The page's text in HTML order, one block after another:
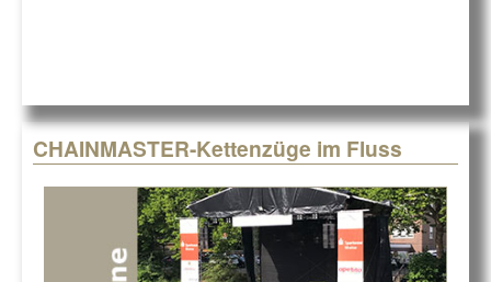
CHAINMASTER-Kettenzüge im Fluss